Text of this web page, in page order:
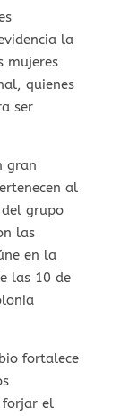
la
mujeres
quienes
ser
gran
al
grupo
las
en la
las 10 de
fortalece
forjar el